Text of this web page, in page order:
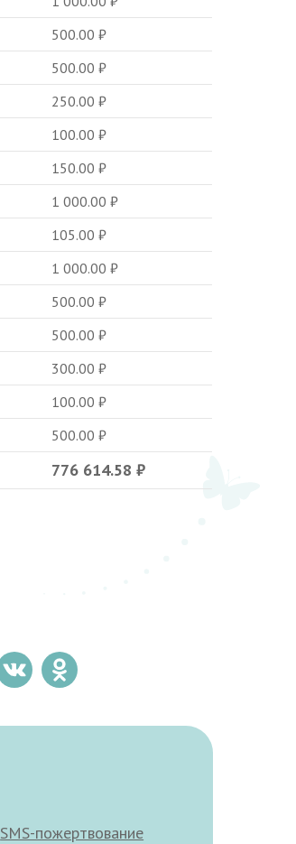
500.00₽
500.00₽
250.00₽
100.00₽
150.00₽
1 000.00₽
105.00₽
1 000.00₽
500.00₽
500.00₽
300.00₽
100.00₽
500.00₽
776 614.58₽
SMS-пожертвование